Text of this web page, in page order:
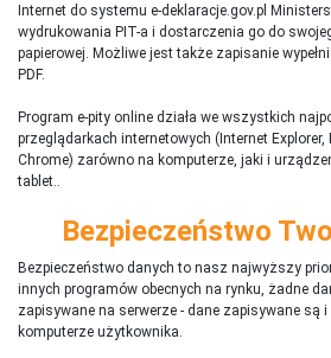
Internet do systemu e-deklaracje.gov.pl
wydrukowania PIT-a i dostarczenia go do
papierowej. Możliwe jest także zapisanie
PDF.
Program e-pity online działa we wszystkich
przeglądarkach internetowych (Internet Explorer,
Chrome) zarówno na komputerze, jaki i
tablet..
Bezpieczeństwo
Bezpieczeństwo danych to nasz najwyższy
innych programów obecnych na rynku, żadne
zapisywane na serwerze - dane zapisywane są
komputerze użytkownika.